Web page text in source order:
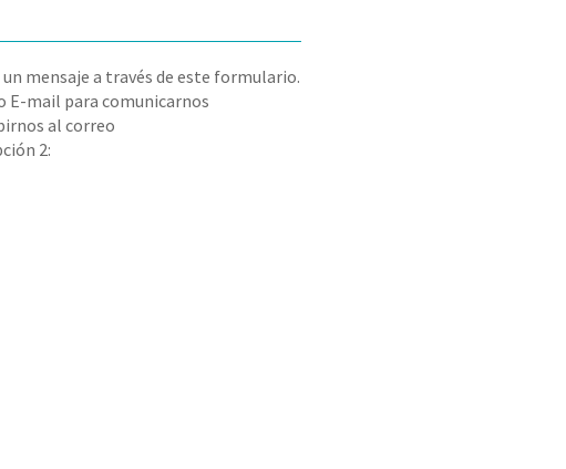
mensaje a través de este formulario.
E-mail para comunicarnos
al correo
2: